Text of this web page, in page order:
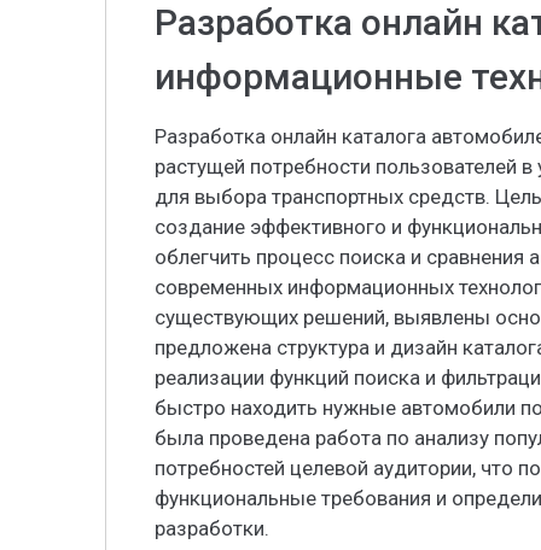
Разработка онлайн
информационные
Разработка онлайн каталога
растущей потребности пользователей
для выбора транспортных средств.
создание эффективного и
облегчить процесс поиска и
современных информационных
существующих решений, выявлены
предложена структура и дизайн
реализации функций поиска и
быстро находить нужные автомобили
была проведена работа по анализу
потребностей целевой аудитории, что
функциональные требования и
разработки.